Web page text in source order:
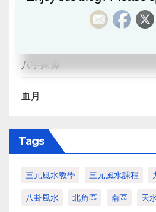
八字探源
血月
Tags
三元風水教學 三元風水課程
八卦風水 北角區 南區 天